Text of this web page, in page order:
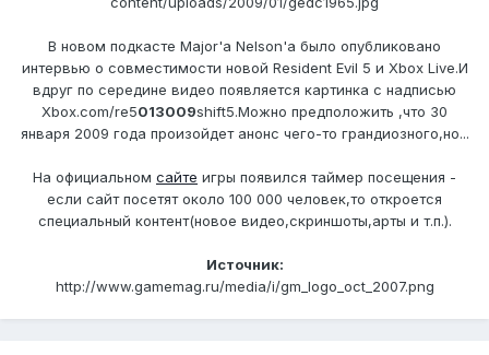
В новом подкасте Major'a Nelson'a было опубликовано
интервью о совместимости новой Resident Evil 5 и Xbox Live.И
вдруг по середине видео появляется картинка с надписью
Xbox.com/re5013009shift5.Можно предположить ,что 30
января 2009 года произойдет анонс чего-то грандиозного,но...
На официальном сайте игры появился таймер посещения -
если сайт посетят около 100 000 человек,то откроется
специальный контент(новое видео,скриншоты,арты и т.п.).
Источник:
http://www.gamemag.ru/media/i/gm_logo_oct_2007.png